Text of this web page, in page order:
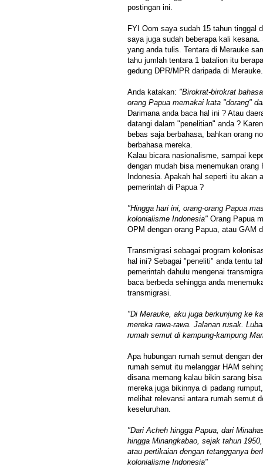
postingan ini.
FYI Oom saya sudah 15 tahun tinggal
saya juga sudah beberapa kali
yang anda tulis. Tentara di Merauke
tahu jumlah tentara 1 batalion itu
gedung DPR/MPR daripada di Merauke.
Anda katakan: "Birokrat-birokrat
orang Papua memakai kata "dorang"
Darimana anda baca hal ini ? Atau
datangi dalam "penelitian" anda ?
bebas saja berbahasa, bahkan orang
berbahasa mereka.
Kalau bicara nasionalisme, sampai
dengan mudah bisa menemukan orang
Indonesia. Apakah hal seperti itu akan
pemerintah di Papua ?
"Hingga hari ini, orang-orang Papua
kolonialisme Indonesia" Orang Papua
OPM dengan orang Papua, atau GAM
Transmigrasi sebagai program
hal ini? Sebagai "peneliti" anda tentu
pemerintah dahulu mengenai
baca berbeda sehingga anda
transmigrasi.
"Di Merauke, aku juga berkunjung ke
mereka rawa-rawa. Jalanan rusak.
rumah semut di kampung-kampung
Apa hubungan rumah semut dengan
rumah semut itu melanggar HAM
disana memang kalau bikin sarang
mereka juga bikinnya di padang
melihat relevansi antara rumah semut
keseluruhan.
"Dari Acheh hingga Papua, dari
hingga Minangkabao, sejak tahun
atau pertikaian dengan tetangganya
kolonialisme Indonesia"